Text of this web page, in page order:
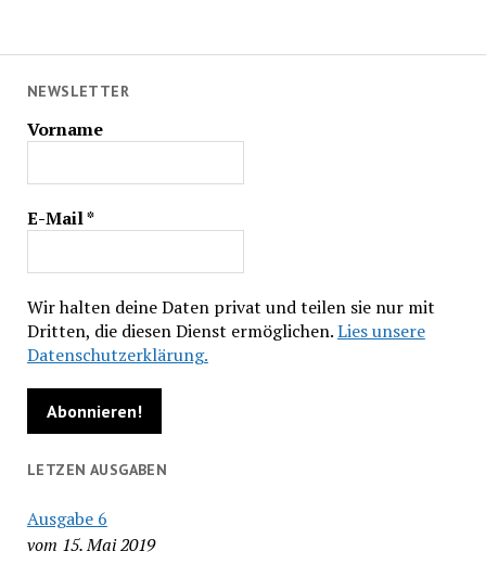
NEWSLETTER
Vorname
E-Mail*
Wir halten deine Daten privat und teilen sie nur mit
Dritten, die diesen Dienst ermöglichen.Lies unsere
Datenschutzerklärung.
LETZEN AUSGABEN
Ausgabe 6
vom 15. Mai 2019